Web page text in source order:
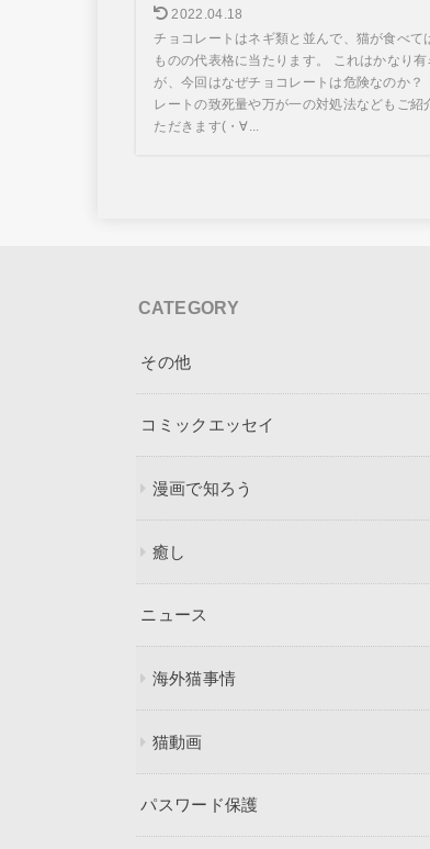
2022.04.18
チョコレートはネギ類と並んで、猫が食べて
ものの代表格に当たります。 これはかなり
が、今回はなぜチョコレートは危険なのか？
レートの致死量や万が一の対処法などもご紹
ただきます(・∀...
CATEGORY
その他
コミックエッセイ
漫画で知ろう
癒し
ニュース
海外猫事情
猫動画
パスワード保護